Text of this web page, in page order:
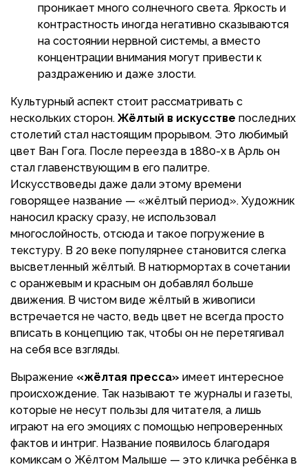
проникает много солнечного света. Яркость и
контрастность иногда негативно сказываются
на состоянии нервной системы, а вместо
концентрации внимания могут привести к
раздражению и даже злости.
Культурный аспект стоит рассматривать с
нескольких сторон. Жёлтый в искусстве последних
столетий стал настоящим прорывом. Это любимый
цвет Ван Гога. После переезда в 1880-х в Арль он
стал главенствующим в его палитре.
Искусствоведы даже дали этому времени
говорящее название — «жёлтый период». Художник
наносил краску сразу, не использовал
многослойность, отсюда и такое погружение в
текстуру. В 20 веке популярнее становится слегка
высветленный жёлтый. В натюрмортах в сочетании
с оранжевым и красным он добавлял больше
движения. В чистом виде жёлтый в живописи
встречается не часто, ведь цвет не всегда просто
вписать в концепцию так, чтобы он не перетягивал
на себя все взгляды.
Выражение «жёлтая пресса» имеет интересное
происхождение. Так называют те журналы и газеты,
которые не несут пользы для читателя, а лишь
играют на его эмоциях с помощью непроверенных
фактов и интриг. Название появилось благодаря
комиксам о Жёлтом Малыше — это кличка ребёнка в